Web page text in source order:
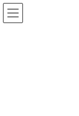
コ
ン
ナ
ビ